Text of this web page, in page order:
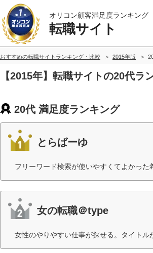
オリコン顧客満足度ランキング
転職サイト
おすすめの転職サイトランキング・比較 2015年版
【2015年】転職サイトの20代ラ
20代 満足度ランキング
とらばーゆ
フリーワード検索が使いやすくてよかった
女の転職＠type
女性のやりやすい仕事が探せる。タイトル